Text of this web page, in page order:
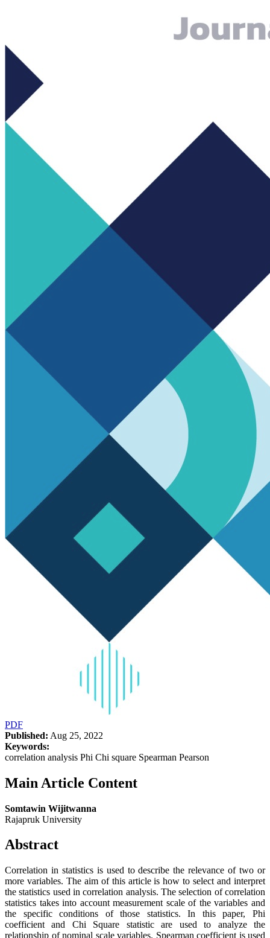
PDF
Published: Aug 25, 2022
Keywords:
correlation analysis Phi Chi square Spearman Pearson
Main Article Content
Somtawin Wijitwanna
Rajapruk University
Abstract
Correlation in statistics is used to describe the relevance of two or
more variables. The aim of this article is how to select and interpret
the statistics used in correlation analysis. The selection of correlation
statistics takes into account measurement scale of the variables and
the specific conditions of those statistics. In this paper, Phi
coefficient and Chi Square statistic are used to analyze the
relationship of nominal scale variables. Spearman coefficient is used